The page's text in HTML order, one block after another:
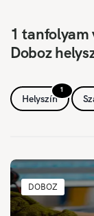
1 tanfolyam
Doboz
1
Helyszín
DOBOZ